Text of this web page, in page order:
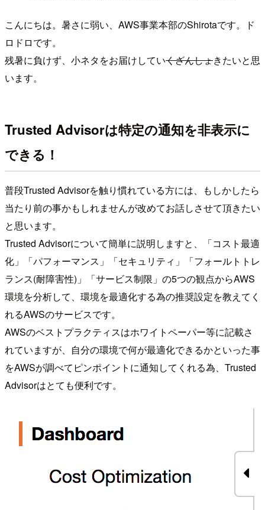
こんにちは。暑さに弱い、AWS事業本部のShirotaです。ド
ロドロです。
残暑に負けず、小ネタをお届けしていくざんしょきたいと思
います。
Trusted Advisorは特定の通知を非表示に
できる！
普段Trusted Advisorを触り慣れている方には、もしかしたら
当たり前の事かもしれませんが改めてお話しさせて頂きたい
と思います。
Trusted Advisorについて簡単に説明しますと、「コスト最適
化」「パフォーマンス」「セキュリティ」「フォールトトレ
ランス(耐障害性)」「サービス制限」の5つの観点からAWS
環境を分析して、環境を最適化する為の推奨設定を教えてく
れるAWSのサービスです。
AWSのベストプラクティスはホワイトペーパー等に記載さ
れていますが、自分の環境で何が最適化できるかといった事
をAWSが調べてピンポイントに通知してくれる為、Trusted
Advisorはとても便利です。